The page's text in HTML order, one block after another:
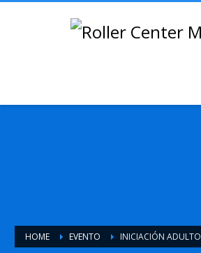
HOME EVENTO INICIACIÓN